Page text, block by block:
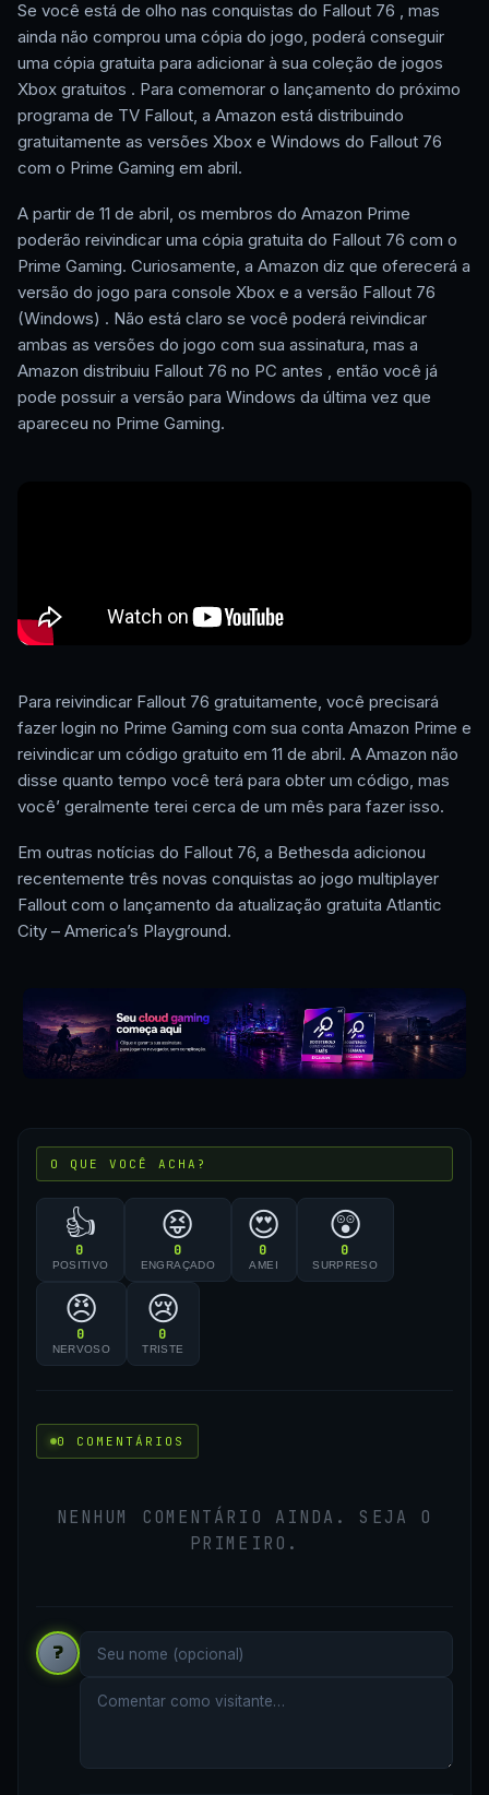
Se você está de olho nas conquistas do Fallout 76 , mas
ainda não comprou uma cópia do jogo, poderá conseguir
uma cópia gratuita para adicionar à sua coleção de jogos
Xbox gratuitos . Para comemorar o lançamento do próximo
programa de TV Fallout, a Amazon está distribuindo
gratuitamente as versões Xbox e Windows do Fallout 76
com o Prime Gaming em abril.
A partir de 11 de abril, os membros do Amazon Prime
poderão reivindicar uma cópia gratuita do Fallout 76 com o
Prime Gaming. Curiosamente, a Amazon diz que oferecerá a
versão do jogo para console Xbox e a versão Fallout 76
(Windows) . Não está claro se você poderá reivindicar
ambas as versões do jogo com sua assinatura, mas a
Amazon distribuiu Fallout 76 no PC antes , então você já
pode possuir a versão para Windows da última vez que
apareceu no Prime Gaming.
Para reivindicar Fallout 76 gratuitamente, você precisará
fazer login no Prime Gaming com sua conta Amazon Prime e
reivindicar um código gratuito em 11 de abril. A Amazon não
disse quanto tempo você terá para obter um código, mas
você’ geralmente terei cerca de um mês para fazer isso.
Em outras notícias do Fallout 76, a Bethesda adicionou
recentemente três novas conquistas ao jogo multiplayer
Fallout com o lançamento da atualização gratuita Atlantic
City – America’s Playground.
O QUE VOCÊ ACHA?
👍
0
POSITIVO
😝
0
ENGRAÇADO
😍
0
AMEI
😲
0
SURPRESO
😠
0
NERVOSO
😢
0
TRISTE
0 COMENTÁRIOS
NENHUM COMENTÁRIO AINDA. SEJA O
PRIMEIRO.
?